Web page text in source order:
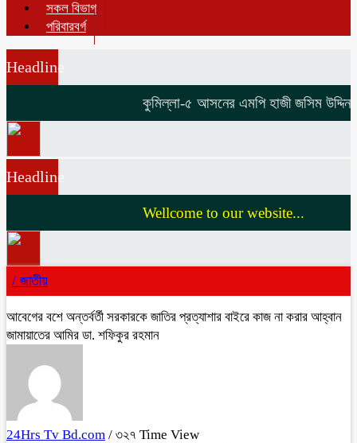
সকল বিভাগ
পরিবারবর্গ
Headline
কুমিল্লা-৫ আসনের এমপি হাজী জসিম
Headline
Wellcome to our website...
/ জাতীয়
আবেগের বশে অন্তর্বর্তী সরকারকে জাতির প্রত্যাশার বাইরে কাজ না করার আহ্বান
জামায়াতের আমির ডা. শফিকুর রহমান
24Hrs Tv Bd.com / ৩২৭ Time View